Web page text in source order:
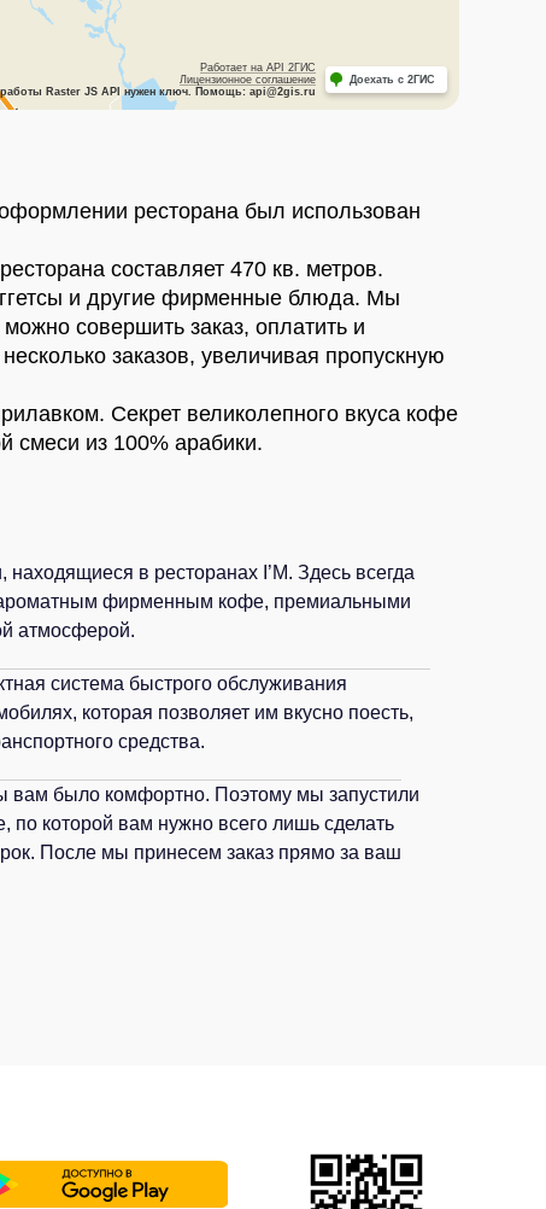
Работает на API 2ГИС
Лицензионное соглашение
Raster JS API нужен ключ. Помощь: api@2gis.ru
Доехать с 2ГИС
а в оформлении ресторана был
ресторана составляет 470 кв.
наггетсы и другие фирменные
помощи которого можно
одновременно обслуживать
прилавком. Секрет
зёрнах эксклюзивной кофейной
находящиеся в ресторанах I’M. Здесь
и приятной атмосферой.
система быстрого обслуживания
транспортного средства.
вам было комфортно. Поэтому мы
Service, по которой вам нужно